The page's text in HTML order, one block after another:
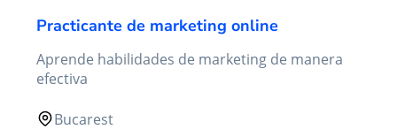
Practicante de marketing online
Aprende habilidades de marketing de manera
efectiva
Bucarest